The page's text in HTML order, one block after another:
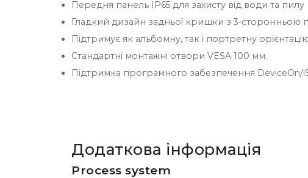
Передня панель IP65 для захисту від води та пилу
Гладкий дизайн задньої кришки з 3-
Підтримує як альбомну, так і портретну
Стандартні монтажні отвори VESA 100 мм.
Підтримка програмного забезпечення
Додаткова інформація
Process system